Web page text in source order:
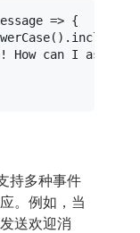
=> {
(). includes
How can I assist
持多种事件
。例如，当
送欢迎消